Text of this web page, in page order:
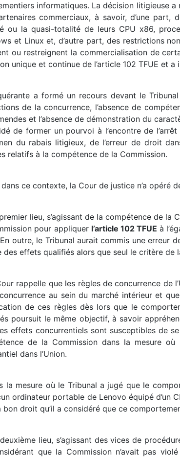
informatiques. La décision litigieuse
commerciaux, à savoir, d’une part,
ou la quasi-totalité de leurs CPU x86,
et Linux et, d’autre part, des restrictions
ou restreignent la commercialisation de
unique et continue de l’article 102 TFUE et a
a formé un recours devant le
de la concurrence, l’absence de
et l’absence de démonstration du
de former un pourvoi à l’encontre de
du rabais litigieux, de l’erreur de droit
relatifs à la compétence de la Commission.
dans ce contexte, la Cour de justice n’a opéré
lieu, s’agissant de la compétence de
pour appliquer l’article 102 TFUE à
outre, le Tribunal aurait commis une erreur
des effets qualifiés alors que seul le critère
rappelle que les règles de concurrence de
au sein du marché intérieur et
de ces règles dès lors que le
poursuit le même objectif, à savoir
effets concurrentiels sont susceptibles de
de la Commission dans la mesure
dans l’Union.
la mesure où le Tribunal a jugé que le
ordinateur portable de Lenovo équipé d’un
bon droit qu’il a considéré que ce
lieu, s’agissant des vices de
que la Commission n’avait pas violé